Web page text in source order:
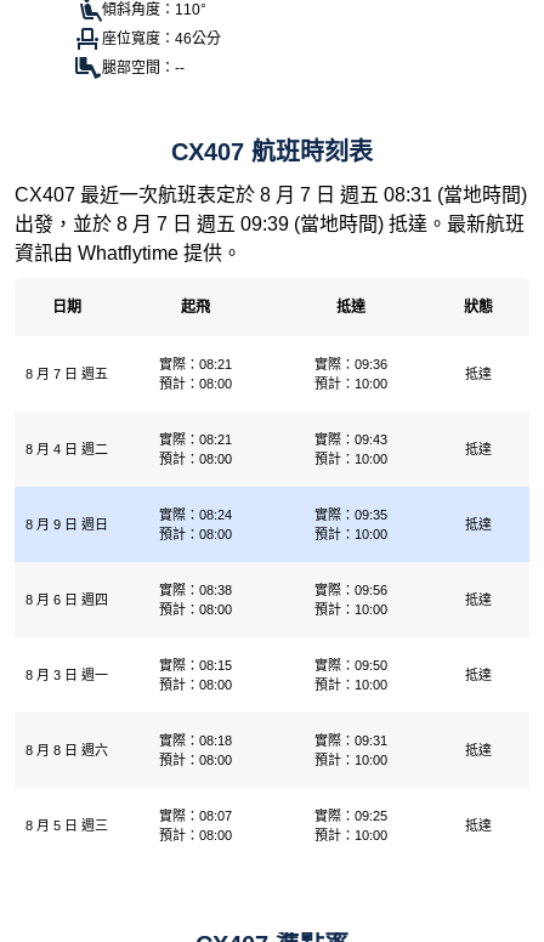
傾斜角度：110°
座位寬度：46公分
腿部空間：--
CX407 航班時刻表
CX407 最近一次航班表定於 8 月 7 日 週五 08:31 (當地時間)
出發，並於 8 月 7 日 週五 09:39 (當地時間) 抵達。最新航班
資訊由 Whatflytime 提供。
日期 起飛 抵達 狀態
8 月 7 日 週五
實際：08:21
預計：08:00
實際：09:36
預計：10:00
抵達
8 月 4 日 週二
實際：08:21
預計：08:00
實際：09:43
預計：10:00
抵達
8 月 9 日 週日
實際：08:24
預計：08:00
實際：09:35
預計：10:00
抵達
8 月 6 日 週四
實際：08:38
預計：08:00
實際：09:56
預計：10:00
抵達
8 月 3 日 週一
實際：08:15
預計：08:00
實際：09:50
預計：10:00
抵達
8 月 8 日 週六
實際：08:18
預計：08:00
實際：09:31
預計：10:00
抵達
8 月 5 日 週三
實際：08:07
預計：08:00
實際：09:25
預計：10:00
抵達